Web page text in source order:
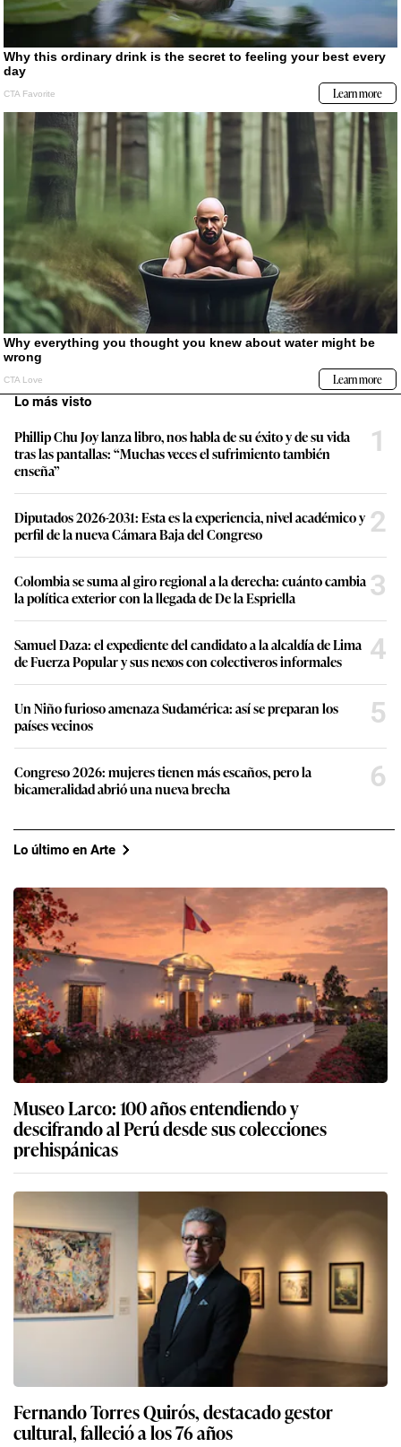
Lo más visto
Phillip Chu Joy lanza libro, nos habla de su éxito y de su vida
tras las pantallas: “Muchas veces el sufrimiento también
enseña”
1
Diputados 2026-2031: Esta es la experiencia, nivel académico y
perfil de la nueva Cámara Baja del Congreso
2
Colombia se suma al giro regional a la derecha: cuánto cambia
la política exterior con la llegada de De la Espriella
3
Samuel Daza: el expediente del candidato a la alcaldía de Lima
de Fuerza Popular y sus nexos con colectiveros informales
4
Un Niño furioso amenaza Sudamérica: así se preparan los
países vecinos
5
Congreso 2026: mujeres tienen más escaños, pero la
bicameralidad abrió una nueva brecha
6
Lo último en Arte
Museo Larco: 100 años entendiendo y
descifrando al Perú desde sus colecciones
prehispánicas
Fernando Torres Quirós, destacado gestor
cultural, falleció a los 76 años